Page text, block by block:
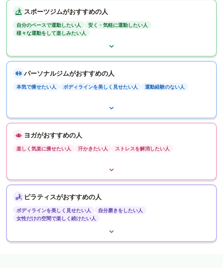
スポーツジムがおすすめの人
自分のペースで運動したい人
安く・気軽に運動したい人
様々な運動をして楽しみたい人
パーソナルジムがおすすめの人
本気で痩せたい人 ボディラインを美しく見せたい人 運動経験のない人
ヨガがおすすめの人
楽しく気楽に痩せたい人 汗かきたい人 ストレスを解消したい人
ピラティスがおすすめの人
ボディラインを美しく見せたい人
自分磨きをしたい人
女性だけの空間で楽しく続けたい人